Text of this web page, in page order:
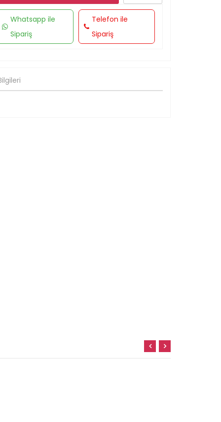
Whatsapp ile
Sipariş
Telefon ile
Sipariş